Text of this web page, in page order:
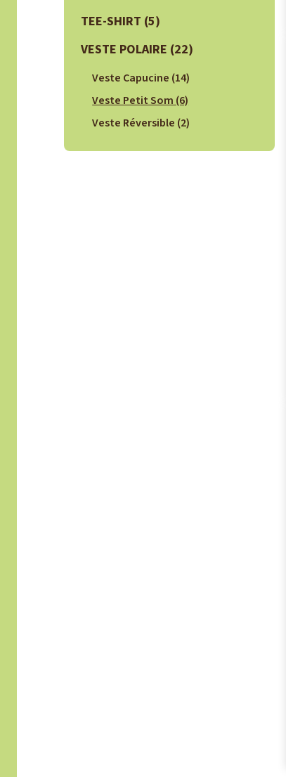
TEE-SHIRT (5)
VESTE POLAIRE (22)
Veste Capucine (14)
Veste Petit Som(6)
Veste Réversible (2)